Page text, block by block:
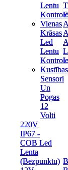
Lentu
Vienas
Krāsas
Led
Lentu
Kustības
Sensori
Un
Pogas
12
Volti
220V
IP67 -
COB Led
Lenta
(Bezpunktu)
Lentu
Vienas
Krāsas
Led
Lentu
Kustības
Sensori
Un
Pogas
12
Volti
220V
IP67 -
COB Led
Lenta
(Bezpunktu)